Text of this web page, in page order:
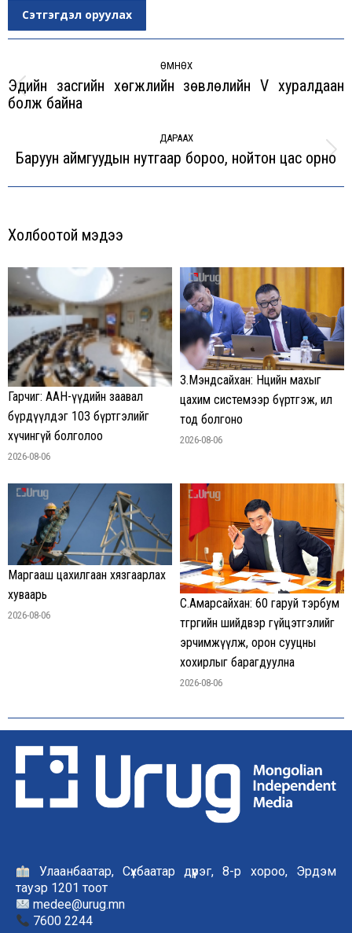
Сэтгэгдэл оруулах
ӨМНӨХ
Previous
Эдийн засгийн хөгжлийн зөвлөлийн V хуралдаан
болж байна
ДАРААХ
Next
Баруун аймгуудын нутгаар бороо, нойтон цас орно
Холбоотой мэдээ
Гарчиг: ААН-үүдийн заавал
бүрдүүлдэг 103 бүртгэлийг
хүчингүй болголоо
2026-08-06
З.Мэндсайхан: Нөөцийн махыг
цахим системээр бүртгэж, ил
тод болгоно
2026-08-06
Маргааш цахилгаан хязгаарлах
хуваарь
2026-08-06
С.Амарсайхан: 60 гаруй тэрбум
төгрөгийн шийдвэр гүйцэтгэлийг
эрчимжүүлж, орон сууцны
хохирлыг барагдуулна
2026-08-06
Улаанбаатар, Сүхбаатар дүүрэг, 8-р хороо, Эрдэм
тауэр 1201 тоот
medee@urug.mn
7600 2244